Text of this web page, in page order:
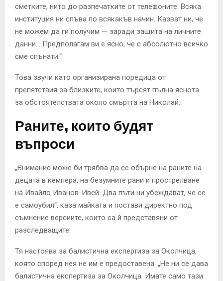
сметките, нито до разпечатките от телефоните. Всяка
институция ни спъва по всякакъв начин. Казват ни, че
не можем да ги получим — заради защита на личните
данни… Предполагам ви е ясно, че с абсолютно всичко
сме спънати.“
Това звучи като организирана поредица от
препятствия за близките, които търсят пълна яснота
за обстоятелствата около смъртта на Николай.
Раните, които будят
въпроси
„Внимание може би трябва да се обърне на раните на
децата в кемпера, на безумните рани и прострелване
на Ивайло Иванов-Ивей. Два пъти ни убеждават, че се
е самоубил“, каза майката и постави директно под
съмнение версиите, които са й представяни от
разследващите.
Тя настоява за балистична експертиза за Околчица,
която според нея не им е предоставена. „Не ни се дава
балистична експертиза за Околчица. Имате само тази